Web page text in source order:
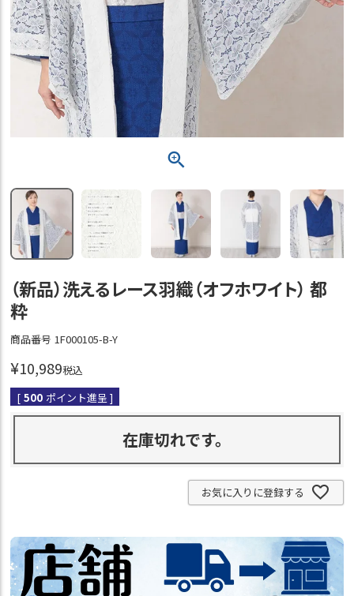
（新品）洗えるレース羽織（オフホワイト） 都
粋
商品番号 1F000105-B-Y
¥10,989税込
[ 500 ポイント進呈 ]
在庫切れです。
お気に入りに登録する